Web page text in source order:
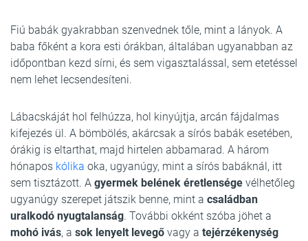
Fiú babák gyakrabban szenvednek tőle, mint a lányok. A
baba főként a kora esti órákban, általában ugyanabban az
időpontban kezd sírni, és sem vigasztalással, sem etetéssel
nem lehet lecsendesíteni.
Lábacskáját hol felhúzza, hol kinyújtja, arcán fájdalmas
kifejezés ül. A bömbölés, akárcsak a sírós babák esetében,
órákig is eltarthat, majd hirtelen abbamarad. A három
hónapos kólika oka, ugyanúgy, mint a sírós babáknál, itt
sem tisztázott. A gyermek belének éretlensége vélhetőleg
ugyanúgy szerepet játszik benne, mint a családban
uralkodó nyugtalanság. További okként szóba jöhet a
mohó ivás, a sok lenyelt levegő vagy a tejérzékenység